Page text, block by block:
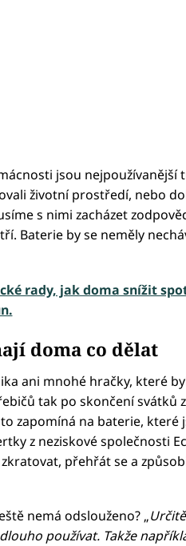
jsou nejpoužívanější
životní prostředí, nebo
s nimi zacházet
Baterie by se neměly
rady, jak doma snížit
doma co dělat
ani mnohé hračky, které
tak po skončení svátků
zapomíná na baterie, které
z neziskové společnosti
přehřát se a
nemá odslouženo? „
používat. Takže